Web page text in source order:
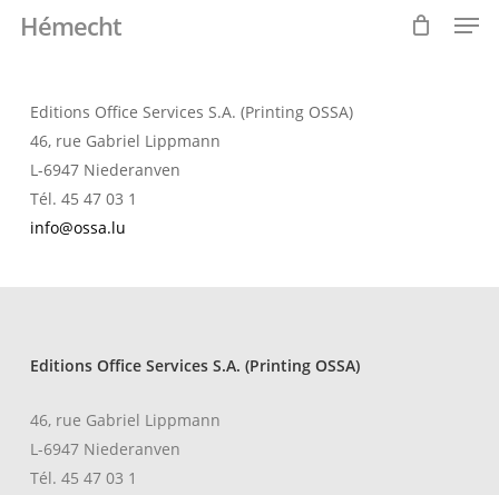
SkipHémecht
Editions Office Services S.A. (Printing OSSA)
46, rue Gabriel Lippmann
L-6947 Niederanven
Tél. 45 47 03 1
info@ossa.lu
Editions Office Services S.A. (Printing OSSA)
46, rue Gabriel Lippmann
L-6947 Niederanven
Tél. 45 47 03 1
Menu